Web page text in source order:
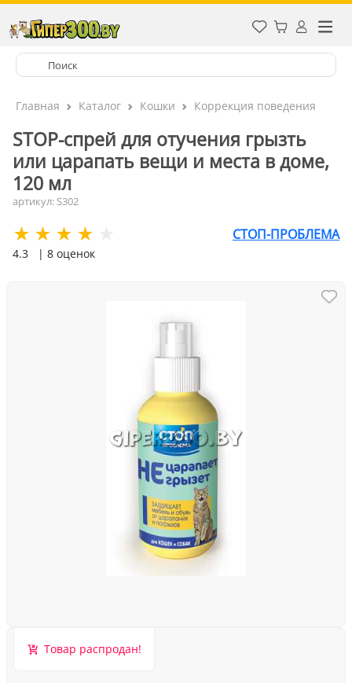
Главная Каталог Кошки Коррекция поведения
STOP-спрей для отучения грызть
или царапать вещи и места в доме,
120 мл
артикул: S302
4.3 | 8 оценок
СТОП-ПРОБЛЕМА
Товар распродан!